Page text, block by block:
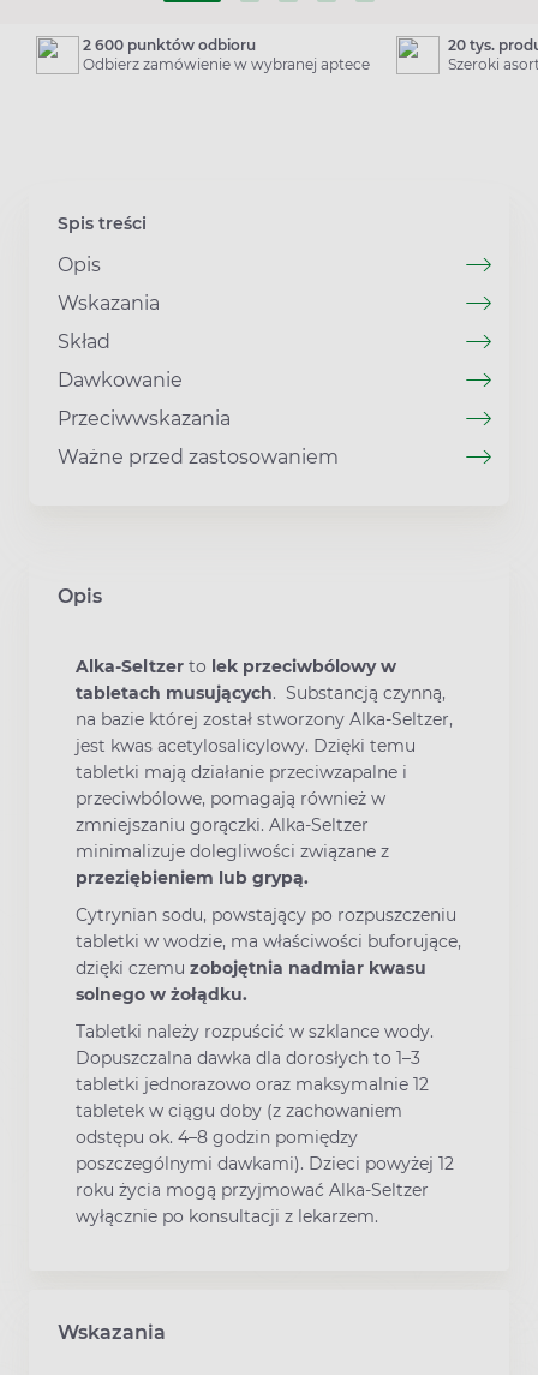
2 600 punktów odbioru
Odbierz zamówienie w wybranej aptece
20 tys.
Szeroki
Spis treści
Opis
Wskazania
Skład
Dawkowanie
Przeciwwskazania
Ważne przed zastosowaniem
Opis
Alka-Seltzer to lek przeciwbólowy w
tabletach musujących. Substancją czynną,
na bazie której został stworzony Alka-Seltzer,
jest kwas acetylosalicylowy. Dzięki temu
tabletki mają działanie przeciwzapalne i
przeciwbólowe, pomagają również w
zmniejszaniu gorączki. Alka-Seltzer
minimalizuje dolegliwości związane z
przeziębieniem lub grypą.
Cytrynian sodu, powstający po rozpuszczeniu
tabletki w wodzie, ma właściwości buforujące,
dzięki czemu zobojętnia nadmiar kwasu
solnego w żołądku.
Tabletki należy rozpuścić w szklance wody.
Dopuszczalna dawka dla dorosłych to 1–3
tabletki jednorazowo oraz maksymalnie 12
tabletek w ciągu doby (z zachowaniem
odstępu ok. 4–8 godzin pomiędzy
poszczególnymi dawkami). Dzieci powyżej 12
roku życia mogą przyjmować Alka-Seltzer
wyłącznie po konsultacji z lekarzem.
Wskazania